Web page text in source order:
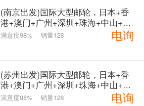
(南京出发)国际大型邮轮，日本+香
港+澳门+广州+深圳+珠海+中山+港
珠澳大桥11日游
满意度98% 销量128 电询
(苏州出发)国际大型邮轮，日本+香
港+澳门+广州+深圳+珠海+中山+港
珠澳大桥11日游
满意度98% 销量128 电询